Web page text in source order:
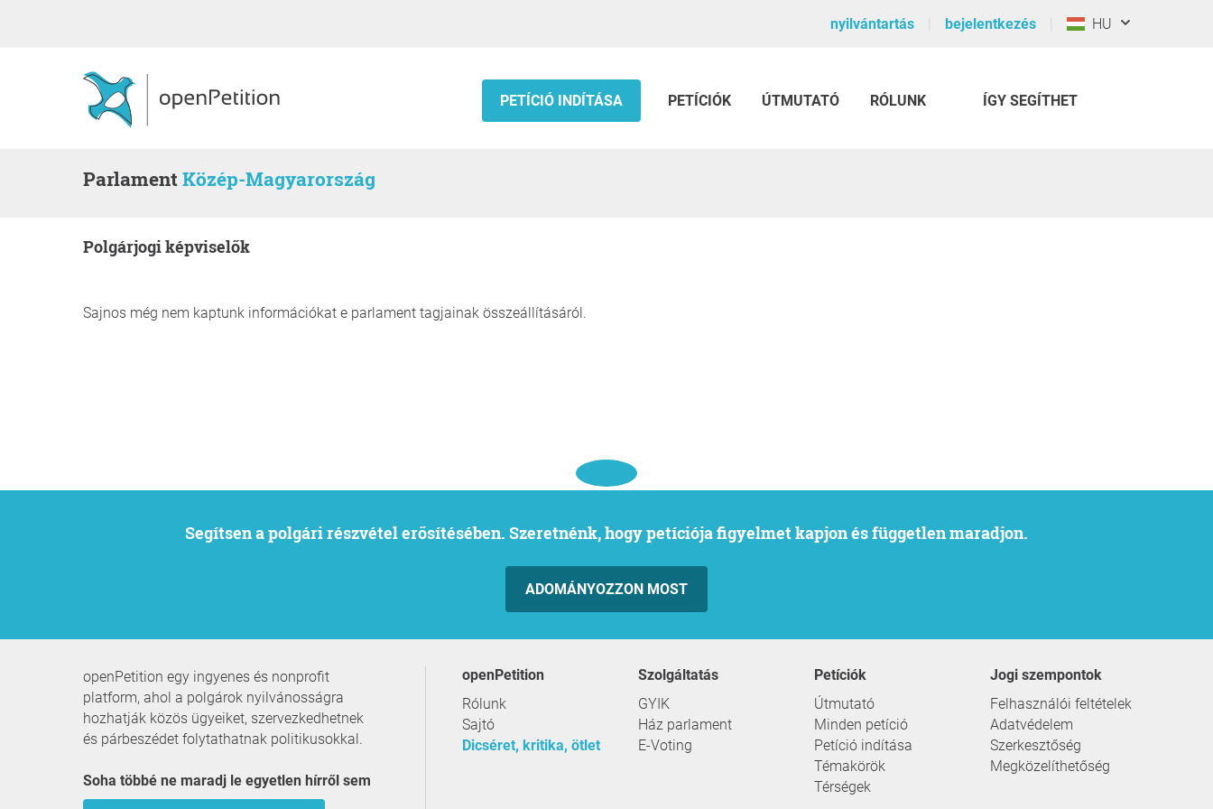
nyilvántartás bejelentkezés HU
PETÍCIÓ INDÍTÁSA PETÍCIÓK ÚTMUTATÓ RÓLUNK ÍGY SEGÍTHET
ParlamentKözép-Magyarország
polgárjogi képviselők
Sajnos még nem kaptunk információkat e parlament tagjainak összeállításáról.
Segítsen a polgári részvétel erősítésében. Szeretnénk, hogy petíciója figyelmet kapjon és független maradjon.
ADOMÁNYOZZON MOST
openPetition egy ingyenes és nonprofit
platform, ahol a polgárok nyilvánosságra
hozhatják közös ügyeiket, szervezkedhetnek
és párbeszédet folytathatnak politikusokkal.
Soha többé ne maradj le egyetlen hírről sem
openPetition
Rólunk
Sajtó
Dicséret, kritika, ötlet
szolgáltatás
GYIK
Ház parlament
E-Voting
Petíciók
Útmutató
Minden petíció
Petíció indítása
Témakörök
Térségek
Jogi szempontok
Felhasználói feltételek
Adatvédelem
Szerkesztőség
Megközelíthetőség